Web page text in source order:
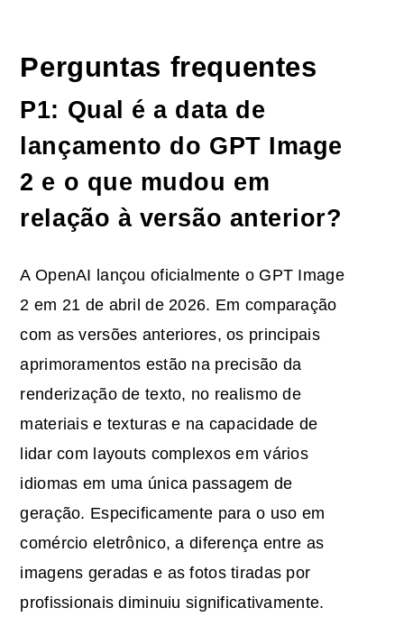
Perguntas frequentes
P1: Qual é a data de
lançamento do GPT Image
2 e o que mudou em
relação à versão anterior?
A OpenAI lançou oficialmente o GPT Image
2 em 21 de abril de 2026. Em comparação
com as versões anteriores, os principais
aprimoramentos estão na precisão da
renderização de texto, no realismo de
materiais e texturas e na capacidade de
lidar com layouts complexos em vários
idiomas em uma única passagem de
geração. Especificamente para o uso em
comércio eletrônico, a diferença entre as
imagens geradas e as fotos tiradas por
profissionais diminuiu significativamente.